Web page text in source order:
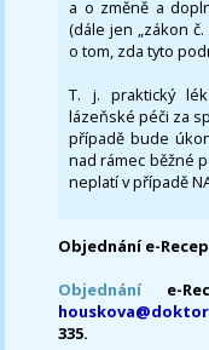
a o změně a
(dále jen „zákon
o tom, zda tyto
T. j. praktický
lázeňské péči za
případě bude
nad rámec běžné
neplatí v případě
Objednání e-
Objednání e-
335.